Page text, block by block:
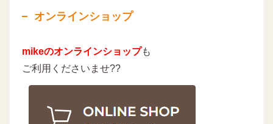
オンラインショップ
mikeのオンラインショップも
ご利用くださいませ??